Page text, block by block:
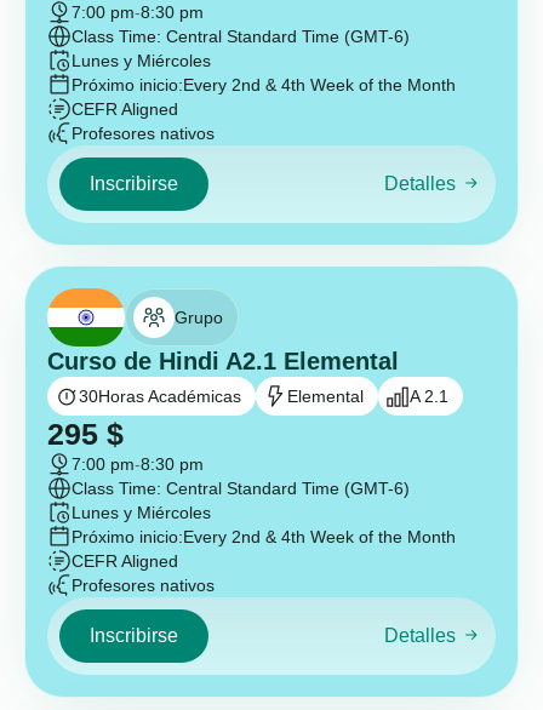
7:00 pm-8:30 pm
Class Time: Central Standard Time (GMT-6)
Lunes y Miércoles
Próximo inicio:Every 2nd & 4th Week of the Month
CEFR Aligned
Profesores nativos
Inscribirse Detalles
Grupo
Curso de Hindi A2.1 Elemental
30Horas Académicas Elemental A 2.1
295 $
7:00 pm-8:30 pm
Class Time: Central Standard Time (GMT-6)
Lunes y Miércoles
Próximo inicio:Every 2nd & 4th Week of the Month
CEFR Aligned
Profesores nativos
Inscribirse Detalles